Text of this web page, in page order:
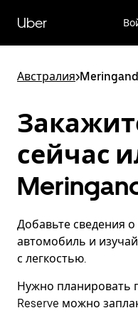
перейти
к
Uber
Австралия>
сейчас
Добавьте сведения о
автомобиль и
с легкостью.
Нужно планировать
Reserve можно